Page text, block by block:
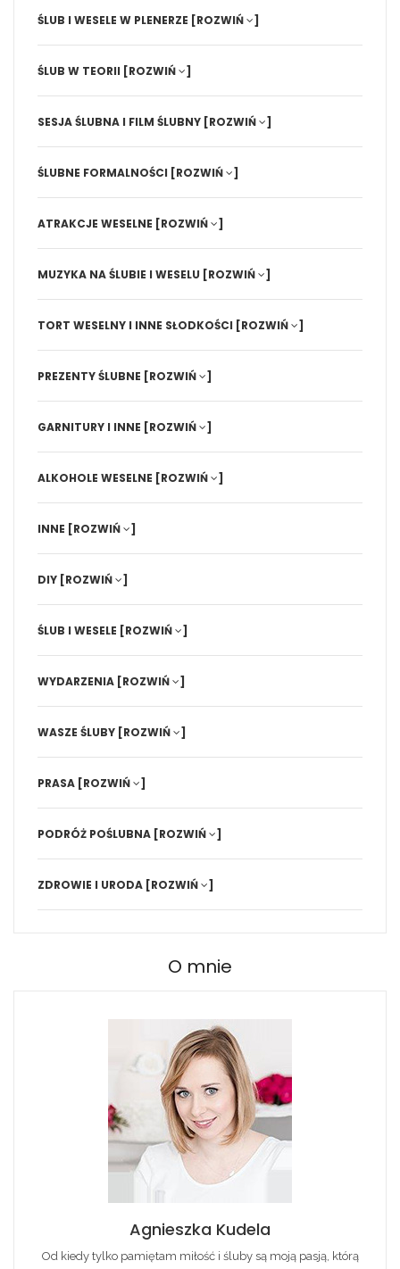
ŚLUB I WESELE W PLENERZE [ROZWIŃ ]
ŚLUB W TEORII [ROZWIŃ ]
SESJA ŚLUBNA I FILM ŚLUBNY [ROZWIŃ ]
ŚLUBNE FORMALNOŚCI [ROZWIŃ ]
ATRAKCJE WESELNE [ROZWIŃ ]
MUZYKA NA ŚLUBIE I WESELU [ROZWIŃ ]
TORT WESELNY I INNE SŁODKOŚCI [ROZWIŃ ]
PREZENTY ŚLUBNE [ROZWIŃ ]
GARNITURY I INNE [ROZWIŃ ]
ALKOHOLE WESELNE [ROZWIŃ ]
INNE [ROZWIŃ ]
DIY [ROZWIŃ ]
ŚLUB I WESELE [ROZWIŃ ]
WYDARZENIA [ROZWIŃ ]
WASZE ŚLUBY [ROZWIŃ ]
PRASA [ROZWIŃ ]
PODRÓŻ POŚLUBNA [ROZWIŃ ]
ZDROWIE I URODA [ROZWIŃ ]
O mnie
Agnieszka Kudela
Od kiedy tylko pamiętam miłość i śluby są moją pasją, którą